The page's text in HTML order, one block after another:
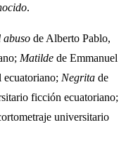
.
abuso de Alberto Pablo,
Matilde de Emmanuel
Negrita de
ficción ecuatoriano;
universitario